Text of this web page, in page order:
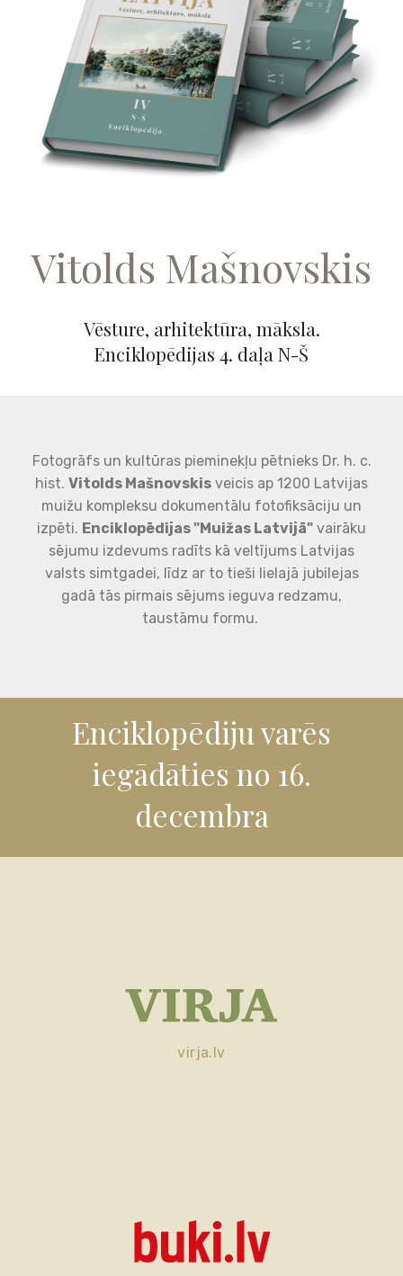
Vitolds Mašnovskis
Vēsture, arhitektūra, māksla.
Enciklopēdijas 4. daļa N-Š
Fotogrāfs un kultūras pieminekļu pētnieks Dr. h. c.
hist. Vitolds Mašnovskis veicis ap 1200 Latvijas
muižu kompleksu dokumentālu fotofiksāciju un
izpēti. Enciklopēdijas "Muižas Latvijā" vairāku
sējumu izdevums radīts kā veltījums Latvijas
valsts simtgadei, līdz ar to tieši lielajā jubilejas
gadā tās pirmais sējums ieguva redzamu,
taustāmu formu.
Enciklopēdiju varēs
iegādāties no 16.
decembra
virja.lv